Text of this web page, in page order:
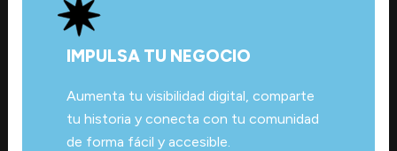
IMPULSA TU NEGOCIO
Aumenta tu visibilidad digital, comparte
tu historia y conecta con tu comunidad
de forma fácil y accesible.